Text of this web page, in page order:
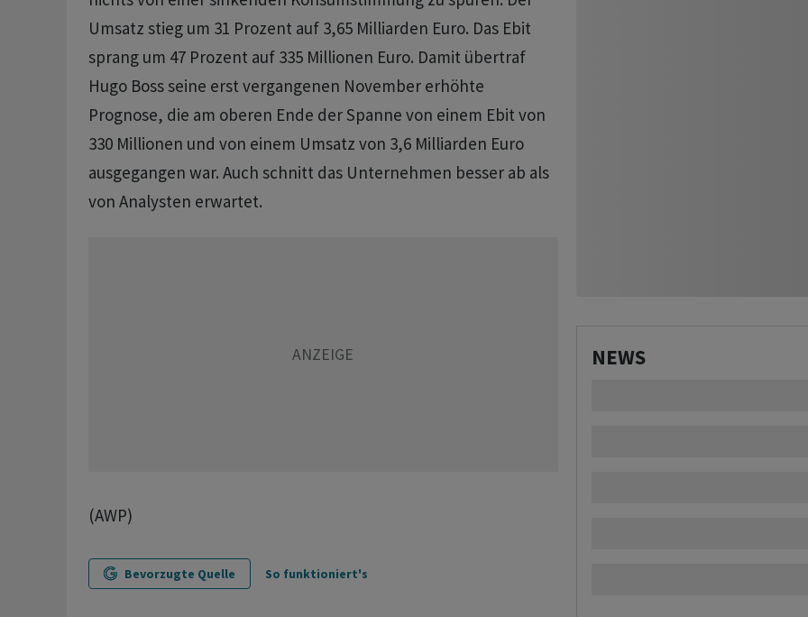
Umsatz stieg um 31 Prozent auf 3,65 Milliarden Euro. Das Ebit
sprang um 47 Prozent auf 335 Millionen Euro. Damit übertraf
Hugo Boss seine erst vergangenen November erhöhte
Prognose, die am oberen Ende der Spanne von einem Ebit von
330 Millionen und von einem Umsatz von 3,6 Milliarden Euro
ausgegangen war. Auch schnitt das Unternehmen besser ab als
von Analysten erwartet.
(AWP)
Bevorzugte Quelle So funktioniert's
NEWS